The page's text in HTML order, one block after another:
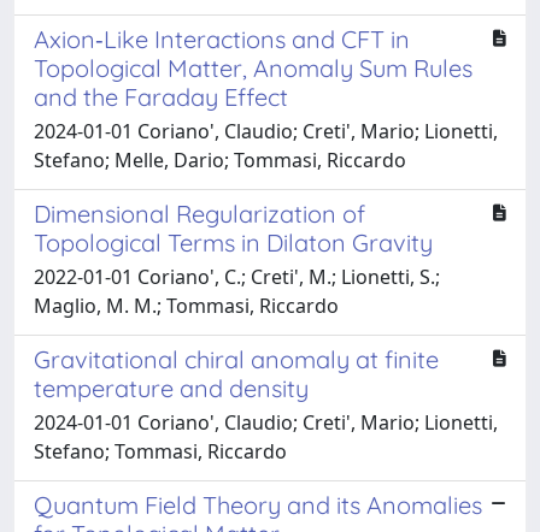
Axion‐Like Interactions and CFT in
Topological Matter, Anomaly Sum Rules
and the Faraday Effect
2024-01-01 Coriano', Claudio; Creti', Mario; Lionetti,
Stefano; Melle, Dario; Tommasi, Riccardo
Dimensional Regularization of
Topological Terms in Dilaton Gravity
2022-01-01 Coriano', C.; Creti', M.; Lionetti, S.;
Maglio, M. M.; Tommasi, Riccardo
Gravitational chiral anomaly at finite
temperature and density
2024-01-01 Coriano', Claudio; Creti', Mario; Lionetti,
Stefano; Tommasi, Riccardo
Quantum Field Theory and its Anomalies